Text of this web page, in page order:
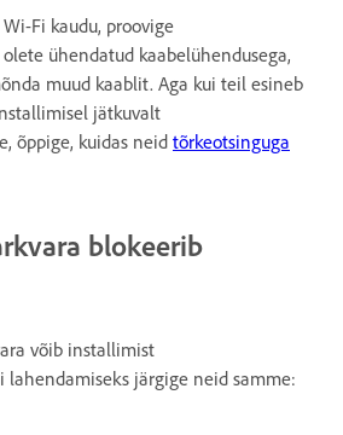
Fi kaudu, proovige
ühendatud kaabelühendusega,
muud kaablit. Aga kui teil esineb
jätkuvalt
õppige, kuidas neid tõrkeotsinguga
blokeerib
võib installimist
lahendamiseks järgige neid samme: